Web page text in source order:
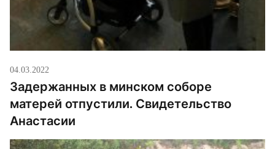
04.03.2022
Задержанных в минском соборе
матерей отпустили. Свидетельство
Анастасии